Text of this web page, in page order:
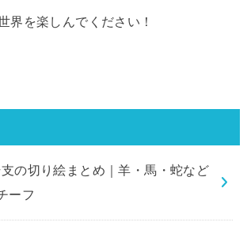
界を楽しんでください！
支の切り絵まとめ｜羊・馬・蛇など
ーフ